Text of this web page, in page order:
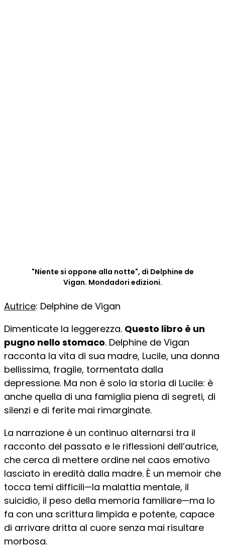
"Niente si oppone alla notte", di Delphine de
Vigan. Mondadori edizioni.
Autrice: Delphine de Vigan
Dimenticate la leggerezza. Questo libro è un
pugno nello stomaco. Delphine de Vigan
racconta la vita di sua madre, Lucile, una donna
bellissima, fragile, tormentata dalla
depressione. Ma non è solo la storia di Lucile: è
anche quella di una famiglia piena di segreti, di
silenzi e di ferite mai rimarginate.
La narrazione è un continuo alternarsi tra il
racconto del passato e le riflessioni dell’autrice,
che cerca di mettere ordine nel caos emotivo
lasciato in eredità dalla madre. È un memoir che
tocca temi difficili—la malattia mentale, il
suicidio, il peso della memoria familiare—ma lo
fa con una scrittura limpida e potente, capace
di arrivare dritta al cuore senza mai risultare
morbosa.